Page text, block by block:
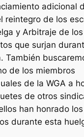
adicional
reintegro de los
y Arbitraje de los
que surjan
También
de los miembros
de la WGA a
de otros
han honrado los
durante esta